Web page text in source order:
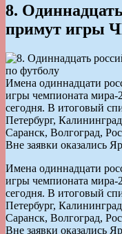
8.
примут игры
Имена одиннадцати
игры чемпионата мира-
сегодня. В итоговый
Петербург,
Саранск, Волгоград,
Вне заявки оказались
Имена одиннадцати
игры чемпионата мира-
сегодня. В итоговый
Петербург,
Саранск, Волгоград,
Вне заявки оказались